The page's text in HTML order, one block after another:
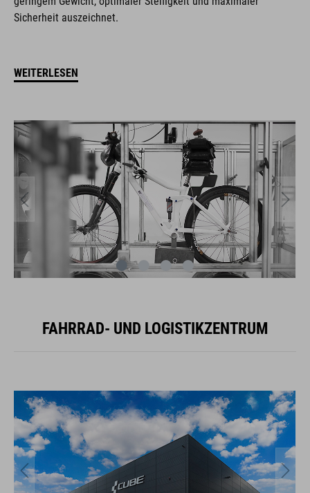
Sicherheit auszeichnet.
WEITERLESEN
FAHRRAD- UND LOGISTIKZENTRUM